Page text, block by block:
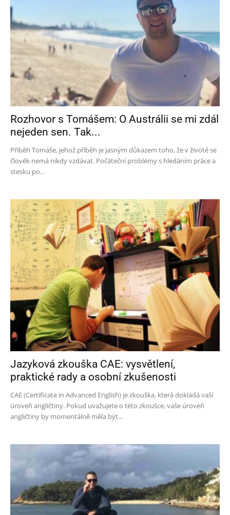
Rozhovor s Tomášem: O Austrálii se mi zdál
nejeden sen. Tak...
Příběh Tomáše, jehož příběh je jasným důkazem toho, že v životě se
člověk nemá nikdy vzdávat. Počáteční problémy s hledáním práce a
stesku po...
Jazyková zkouška CAE: vysvětlení,
praktické rady a osobní zkušenosti
CAE (Certificate in Advanced English) je zkouška, která dokládá vaší
úroveň angličtiny. Pokud uvažujete o této zkoušce, vaše úroveň
angličtiny by momentálně měla být...